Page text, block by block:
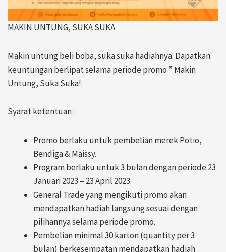
MAKIN UNTUNG, SUKA SUKA
Makin untung beli boba, suka suka hadiahnya. Dapatkan
keuntungan berlipat selama periode promo ” Makin
Untung, Suka Suka!.
Syarat ketentuan :
Promo berlaku untuk pembelian merek Potio,
Bendiga & Maissy.
Program berlaku untuk 3 bulan dengan periode 23
Januari 2023 – 23 April 2023.
General Trade yang mengikuti promo akan
mendapatkan hadiah langsung sesuai dengan
pilihannya selama periode promo.
Pembelian minimal 30 karton (quantity per 3
bulan) berkesempatan mendapatkan hadiah